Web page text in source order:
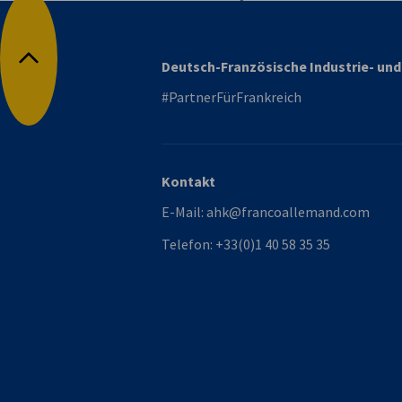
Nach oben
Deutsch-Französische Industrie-
#PartnerFürFrankreich
Kontakt
E-Mail: ahk@francoallemand.com
Telefon: +33(0)1 40 58 35 35